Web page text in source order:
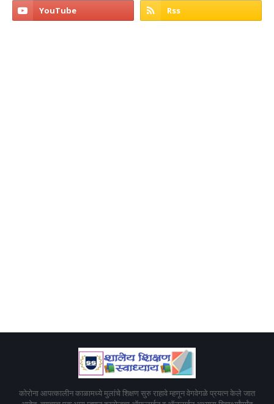
कोरोना आपत्कालीन काळामध्ये मुलांचे शिक्षण सुरु राहावे म्हणून वेगवेगळे प्रयत्न केले जात